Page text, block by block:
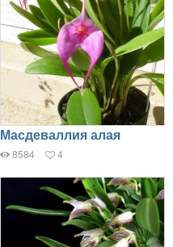
Масдеваллия алая
8584 4